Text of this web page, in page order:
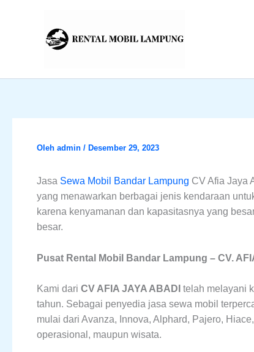
Oleh admin / Desember 29, 2023
Jasa Sewa Mobil Bandar Lampung CV Afia Jaya
yang menawarkan berbagai jenis kendaraan
karena kenyamanan dan kapasitasnya yang
besar.
Pusat Rental Mobil Bandar Lampung – CV.
Kami dari CV AFIA JAYA ABADI telah melayani
tahun. Sebagai penyedia jasa sewa mobil
mulai dari Avanza, Innova, Alphard, Pajero,
operasional, maupun wisata.